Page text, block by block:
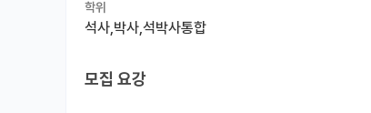
학위
석사,박사,석박사통합
모집 요강